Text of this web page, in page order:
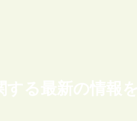
する最新の情